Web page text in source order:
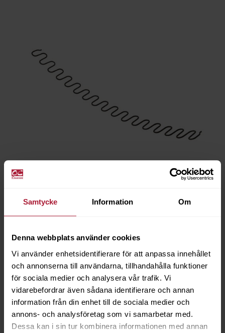
Samtycke Information Om
Denna webbplats använder cookies
Vi använder enhetsidentifierare för att anpassa innehållet
och annonserna till användarna, tillhandahålla funktioner
för sociala medier och analysera vår trafik. Vi
vidarebefordrar även sådana identifierare och annan
information från din enhet till de sociala medier och
annons- och analysföretag som vi samarbetar med.
Dessa kan i sin tur kombinera informationen med annan
NOSAG Sits Klippt 69cm
Saldo129